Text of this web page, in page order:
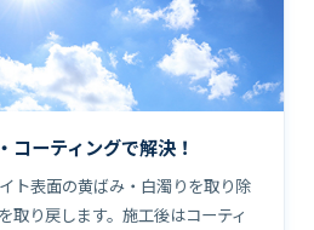
コーティングで解決！
ト表面の黄ばみ・白濁りを取り除
を取り戻します。施工後はコーティ